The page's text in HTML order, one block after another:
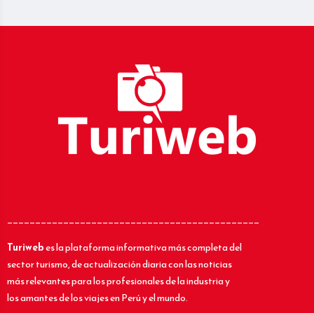
_____________________________________________
Turiwebes la plataforma informativa más completa del
sector turismo, de actualización diaria con las noticias
más relevantes para los profesionales de la industria y
los amantes de los viajes en Perú y el mundo.